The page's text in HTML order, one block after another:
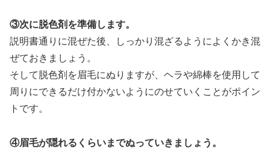
③次に脱色剤を準備します。
説明書通りに混ぜた後、しっかり混ざるようによくかき混
ぜておきましょう。
そして脱色剤を眉毛にぬりますが、ヘラや綿棒を使用して
周りにできるだけ付かないようにのせていくことがポイン
トです。
④眉毛が隠れるくらいまでぬっていきましょう。